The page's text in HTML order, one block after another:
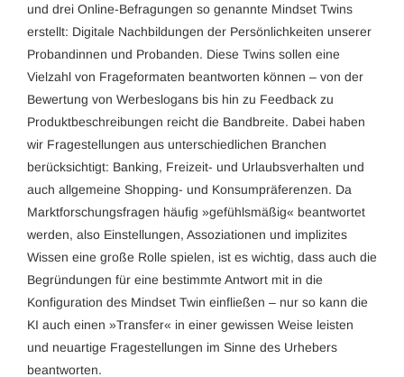
und drei Online-Befragungen so genannte Mindset Twins
erstellt: Digitale Nachbildungen der Persönlichkeiten unserer
Probandinnen und Probanden. Diese Twins sollen eine
Vielzahl von Frageformaten beantworten können – von der
Bewertung von Werbeslogans bis hin zu Feedback zu
Produktbeschreibungen reicht die Bandbreite. Dabei haben
wir Fragestellungen aus unterschiedlichen Branchen
berücksichtigt: Banking, Freizeit- und Urlaubsverhalten und
auch allgemeine Shopping- und Konsumpräferenzen. Da
Marktforschungsfragen häufig »gefühlsmäßig« beantwortet
werden, also Einstellungen, Assoziationen und implizites
Wissen eine große Rolle spielen, ist es wichtig, dass auch die
Begründungen für eine bestimmte Antwort mit in die
Konfiguration des Mindset Twin einfließen – nur so kann die
KI auch einen »Transfer« in einer gewissen Weise leisten
und neuartige Fragestellungen im Sinne des Urhebers
beantworten.